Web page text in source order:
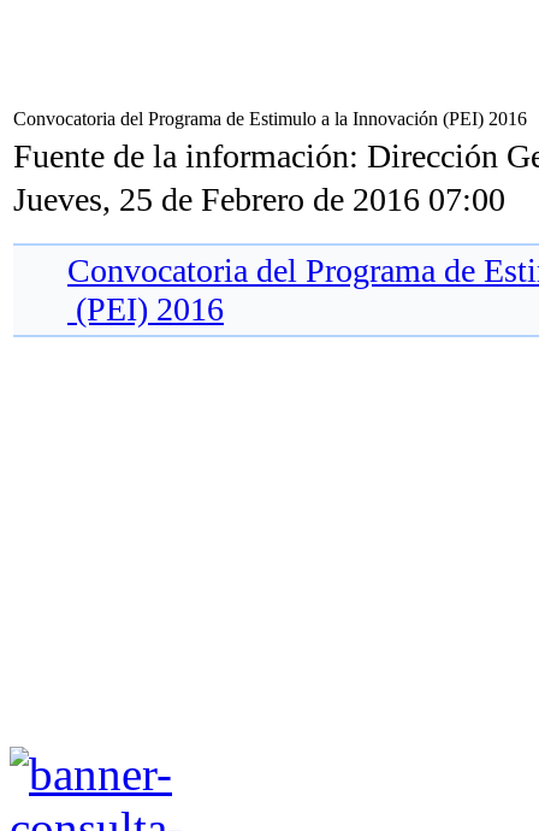
Convocatoria del Programa de Estimulo a la Innovación (PEI) 2016
Fuente de la información: Dirección
Jueves, 25 de Febrero de 2016 07:00
Convocatoria del Programa de
(PEI) 2016